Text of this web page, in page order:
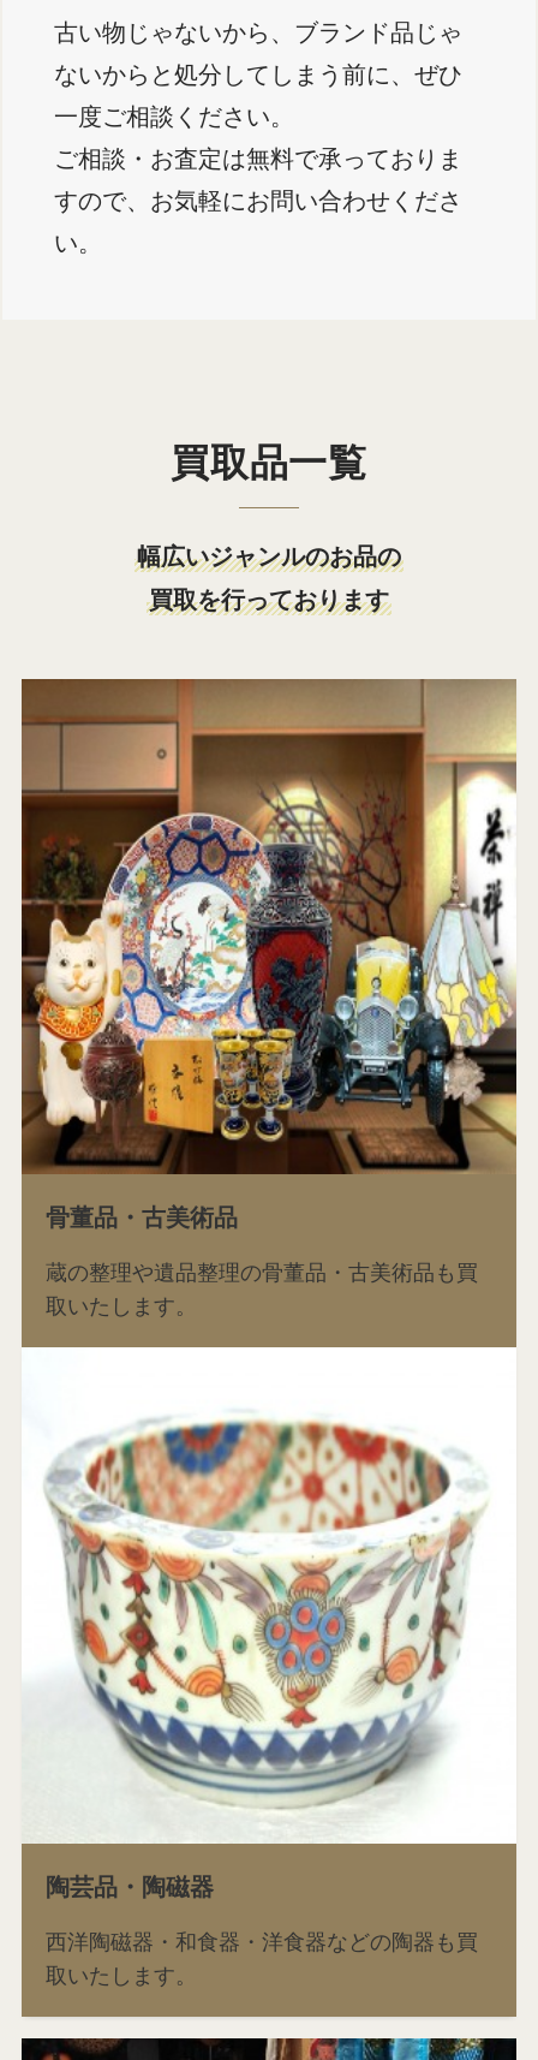
古い物じゃないから、ブランド品じゃ
ないからと処分してしまう前に、ぜひ
一度ご相談ください。
ご相談・お査定は無料で承っておりま
すので、お気軽にお問い合わせくださ
い。
買取品一覧
幅広いジャンルのお品の
買取を行っております
骨董品・古美術品
蔵の整理や遺品整理の骨董品・古美術品も買
取いたします。
陶芸品・陶磁器
西洋陶磁器・和食器・洋食器などの陶器も買
取いたします。